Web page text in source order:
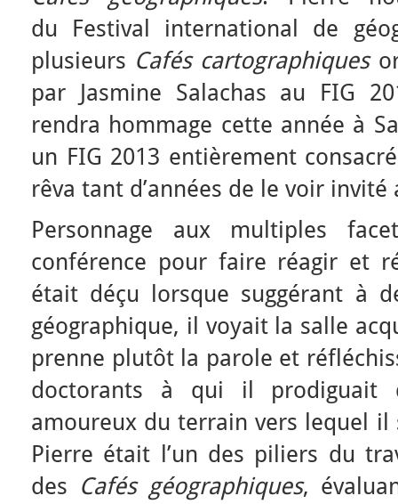
du Festival international de
plusieurs Cafés cartographiques
par Jasmine Salachas au FIG
rendra hommage cette année à
un FIG 2013 entièrement
rêva tant d’années de le voir invité
Personnage aux multiples
conférence pour faire réagir et
était déçu lorsque suggérant à
géographique, il voyait la salle
prenne plutôt la parole et
doctorants à qui il prodiguait
amoureux du terrain vers lequel il
Pierre était l’un des piliers du
des Cafés géographiques,